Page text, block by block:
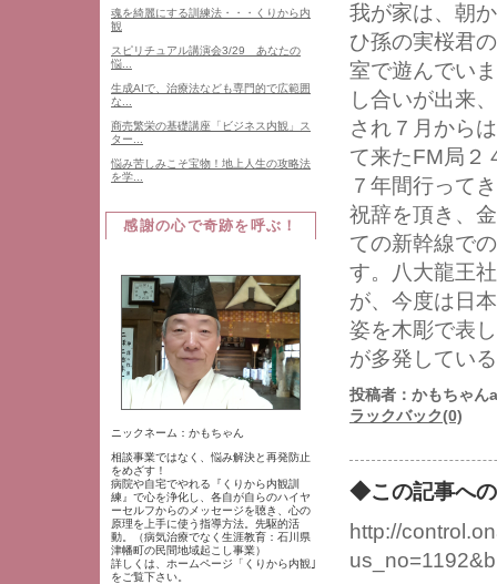
魂を綺麗にする訓練法・・・くりから内
観
スピリチュアル講演会3/29 あなたの
悩...
生成AIで、治療法なども専門的で広範囲
な...
商売繁栄の基礎講座「ビジネス内観」ス
ター...
悩み苦しみこそ宝物！地上人生の攻略法
を学...
感謝の心で奇跡を呼ぶ！
ニックネーム：かもちゃん
相談事業ではなく、悩み解決と再発防止
をめざす！
病院や自宅でやれる『くりから内観訓
練』で心を浄化し、各自が自らのハイヤ
ーセルフからのメッセージを聴き、心の
原理を上手に使う指導方法。先駆的活
動。（病気治療でなく生涯教育：石川県
津幡町の民間地域起こし事業）
詳しくは、ホームページ「くりから内観｣
をご覧下さい。
我が家は、朝
ひ孫の実桜君
室で遊んでい
し合いが出来
され７月から
て来たFM局２
７年間行って
祝辞を頂き、
ての新幹線で
す。八大龍王
が、今度は日
姿を木彫で表
が多発してい
投稿者：かもちゃ
ラックバック(0)
◆この記事へ
http://